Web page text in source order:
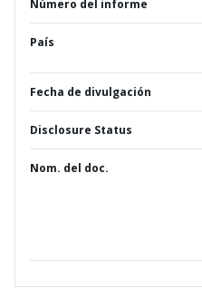
Número del informe
País
Fecha de divulgación
Disclosure Status
Nom. del doc.